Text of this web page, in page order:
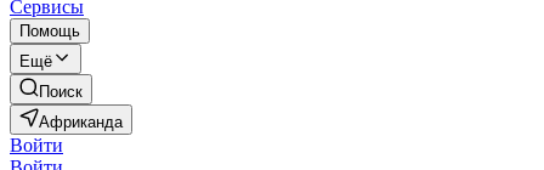
Сервисы
Помощь
Ещё
Поиск
Африканда
Войти